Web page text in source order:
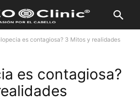
es contagiosa? 3 Mitos y realidades
es contagiosa?